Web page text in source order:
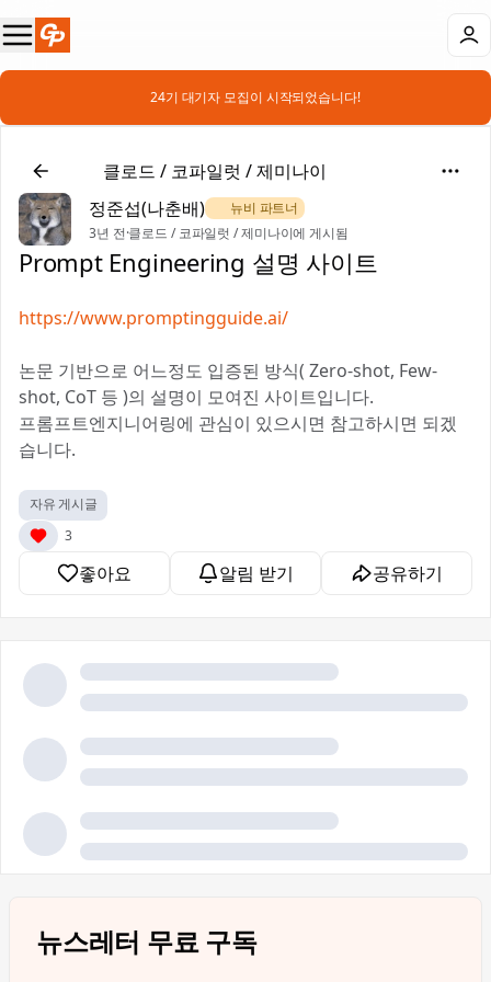
📣 24기 대기자 모집이 시작되었습니다!
🤖클로드 / 코파일럿 / 제미나이
정준섭(나춘배)
🌿 뉴비 파트너
3년 전·클로드 / 코파일럿 / 제미나이에 게시됨
Prompt Engineering 설명 사이트
https://www.promptingguide.ai/
논문 기반으로 어느정도 입증된 방식( Zero-shot, Few-
shot, CoT 등 )의 설명이 모여진 사이트입니다.
프롬프트엔지니어링에 관심이 있으시면 참고하시면 되겠
습니다.
자유 게시글
3
좋아요 알림 받기 공유하기
뉴스레터 무료 구독